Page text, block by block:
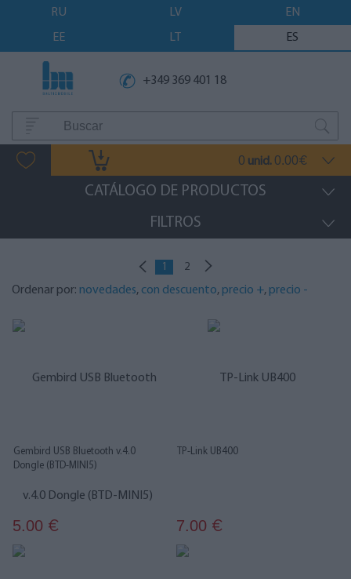
RU LV
EN
EE
LT ES
+349 369 401 18
0 unid. 0.00€
CATÁLOGO DE PRODUCTOS
FILTROS
1 2
Ordenar por: novedades, con descuento, precio +, precio -
Gembird USB Bluetooth v.4.0
Dongle (BTD-MINI5)
5.00 €
TP-Link UB400
7.00 €